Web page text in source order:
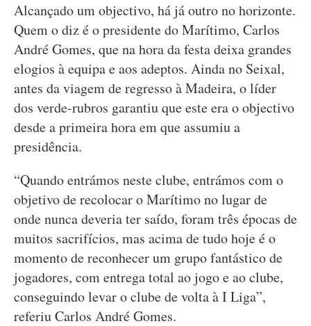
Alcançado um objectivo, há já outro no horizonte.
Quem o diz é o presidente do Marítimo, Carlos
André Gomes, que na hora da festa deixa grandes
elogios à equipa e aos adeptos. Ainda no Seixal,
antes da viagem de regresso à Madeira, o líder
dos verde-rubros garantiu que este era o objectivo
desde a primeira hora em que assumiu a
presidência.
“Quando entrámos neste clube, entrámos com o
objetivo de recolocar o Marítimo no lugar de
onde nunca deveria ter saído, foram três épocas de
muitos sacrifícios, mas acima de tudo hoje é o
momento de reconhecer um grupo fantástico de
jogadores, com entrega total ao jogo e ao clube,
conseguindo levar o clube de volta à I Liga”,
referiu Carlos André Gomes.